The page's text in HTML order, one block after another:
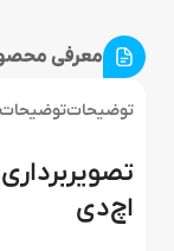
معرفی
توضیحات
اچ‌دی